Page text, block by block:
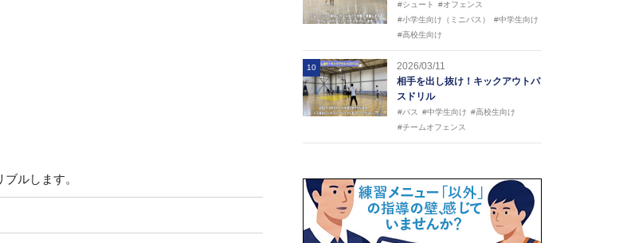
ルします。
#シュート
#オフェンス
#小学生向け（ミニバス）
#中学生向け
#高校生向け
10
2026/03/11
相手を出し抜け！キックアウトパ
スドリル
#パス #中学生向け #高校生向け
#チームオフェンス